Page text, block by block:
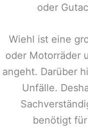
oder
Wiehl ist eine
oder Motorräder
angeht. Darüber
Unfälle.
benötigt